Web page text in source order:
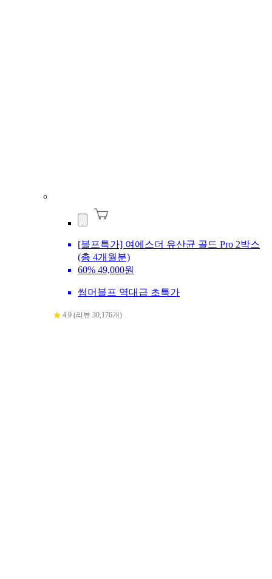
[블프특가] 여에스더 유산균 골드 Pro 2박스
(총 4개월분)
60% 49,000원
썸머블프 역대급 초특가
4.9 (리뷰 30,176개)